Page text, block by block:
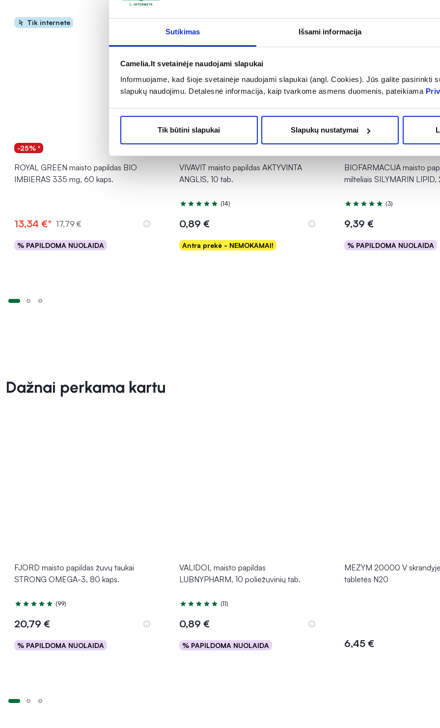
Sutikimas Išsami informacija
Camelia.lt svetainėje naudojami slapukai
Informuojame, kad šioje svetainėje naudojami slapukai (angl. Cookies). Jūs galite pasirinkti
slapukų naudojimu. Detalesnė informacija, kaip tvarkome asmens duomenis, pateikiama
Tik būtini slapukai Slapukų nustatymai
Tik internete
-25% *
ROYAL GREEN maisto papildas BIO
IMBIERAS 335 mg, 60 kaps.
13,34 €* 17,79 €
% PAPILDOMA NUOLAIDA
Į krepšelį
VIVAVIT maisto papildas AKTYVINTA
ANGLIS, 10 tab.
Įvertinimas 5.0 iš 5
(14)
0,89 €
Antra prekė - NEMOKAMAI!
Į krepšelį
BIOFARMACIJA maisto
milteliais SILYMARIN LIPID,
Įvertinimas 5.0 iš 5
(3)
9,39 €
% PAPILDOMA NUOLAIDA
Į krepšelį
Dažnai perkama kartu
FJORD maisto papildas žuvų taukai
STRONG OMEGA-3, 80 kaps.
Įvertinimas 4.9 iš 5
(99)
20,79 €
% PAPILDOMA NUOLAIDA
Į krepšelį
VALIDOL maisto papildas
LUBNYPHARM, 10 poliežuvinių tab.
Įvertinimas 5.0 iš 5
(11)
0,89 €
% PAPILDOMA NUOLAIDA
Į krepšelį
MEZYM 20000 V
tabletės N20
6,45 €